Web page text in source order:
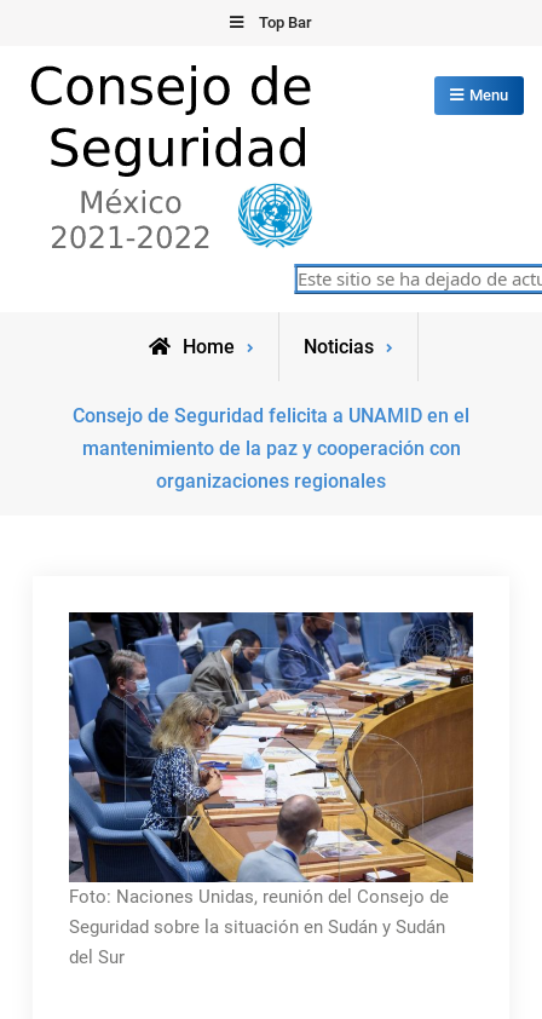
content
Top Bar
Consejo de Seguridad de las
Naciones Unidas
Menu
Este sitio se ha dejado de
Home Noticias
Consejo de Seguridad felicita a UNAMID en el
mantenimiento de la paz y cooperación con
organizaciones regionales
Foto: Naciones Unidas, reunión del Consejo de
Seguridad sobre la situación en Sudán y Sudán
del Sur